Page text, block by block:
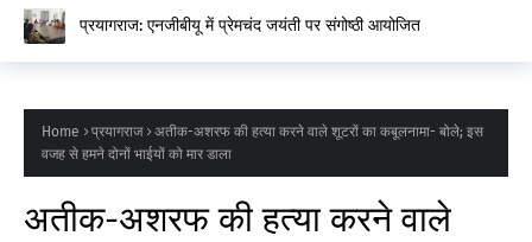
प्रयागराज: एनजीबीयू में प्रेमचंद जयंती पर संगोष्ठी आयोजित
Home प्रयागराज
अतीक-अशरफ की हत्‍या करने वाले शूटरों का कबूलनामा- बोले; इस
वजह से हमने दोनों भाईयों को मार डाला
अतीक-अशरफ की हत्‍या करने वाले